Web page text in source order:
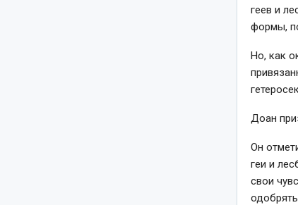
геев и
формы,
Но, как
Доан
Он
геи и
свои